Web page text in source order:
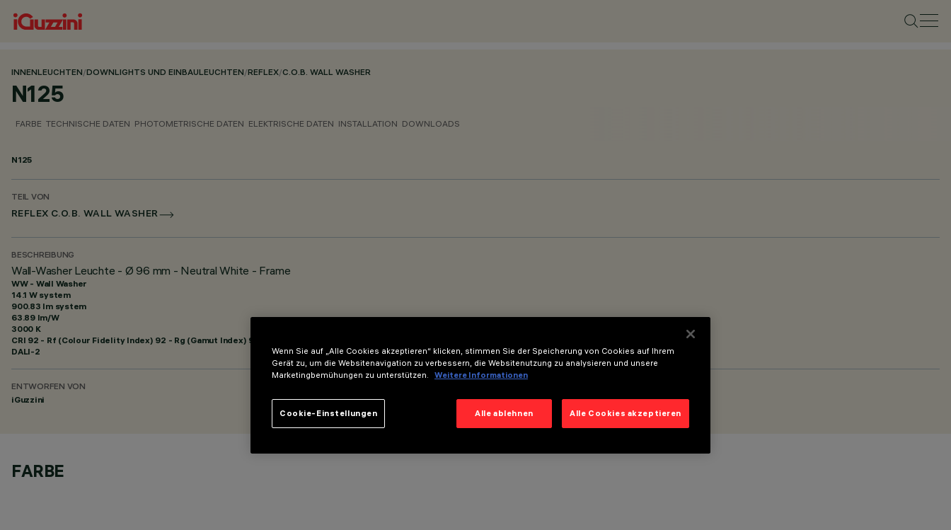
INNENLEUCHTEN/DOWNLIGHTS UND EINBAULEUCHTEN/REFLEX/C.O.B. WALL WASHER
N125
FARBE TECHNISCHE DATEN PHOTOMETRISCHE DATEN ELEKTRISCHE DATEN INSTALLATION DOWNLOADS
N125
TEIL VON
REFLEX C.O.B. WALL WASHER
BESCHREIBUNG
Wall-Washer Leuchte - Ø 96 mm - Neutral White - Frame
WW - Wall Washer
14.1 W system
900.83 lm system
63.89 lm/W
3000 K
CRI 92 - Rf (Colour Fidelity Index) 92 - Rg (Gamut Index) 99
DALI-2
ENTWORFEN VON
iGuzzini
FARBE
Wenn Sie auf „Alle Cookies akzeptieren“ klicken, stimmen Sie der Speicherung von Cookies auf Ihrem
Gerät zu, um die Websitenavigation zu verbessern, die Websitenutzung zu analysieren und unsere
Marketingbemühungen zu unterstützen.
Weitere Informationen
Alle ablehnen Alle Cookies akzeptieren
Cookie-Einstellungen